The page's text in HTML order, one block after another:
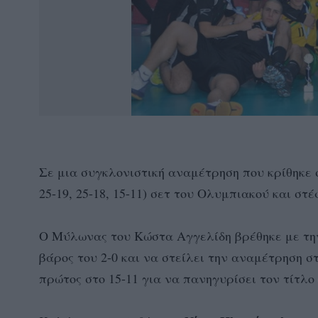
Σε μια συγκλονιστική αναμέτρηση που
25-19, 25-18, 15-11) σετ του Ολυμπιακού και
Ο Μύλωνας του Κώστα Αγγελίδη βρέθηκε με
βάρος του 2-0 και να στείλει την αναμέτρηση
πρώτος στο 15-11 για να πανηγυρίσει τον